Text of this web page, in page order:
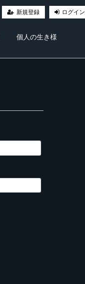
新規登録 ログイン
個人の生き様